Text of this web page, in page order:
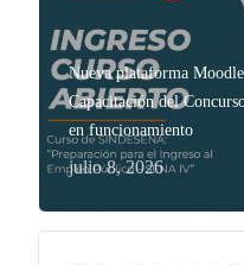
Nueva plataforma
Capacitación del
en funcionamiento
julio 8, 2026